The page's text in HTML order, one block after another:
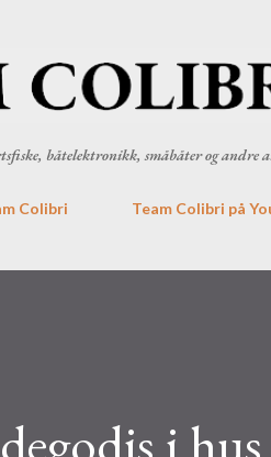
båtelektronikk, småbåter og andre
Colibri Team Colibri på